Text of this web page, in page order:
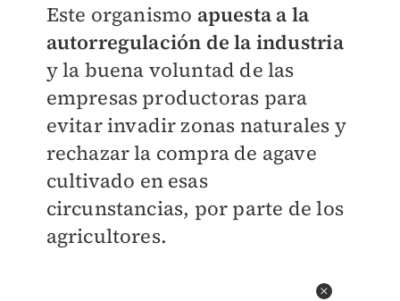
Este organismo apuesta a la
autorregulación de la industria
y la buena voluntad de las
empresas productoras para
evitar invadir zonas naturales y
rechazar la compra de agave
cultivado en esas
circunstancias, por parte de los
agricultores.